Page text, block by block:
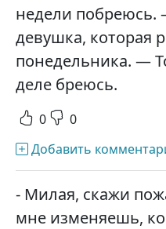
недели побреюсь.
девушка, которая
понедельника. —
деле бреюсь.
0 0
Добавить
- Милая, скажи
мне изменяешь,